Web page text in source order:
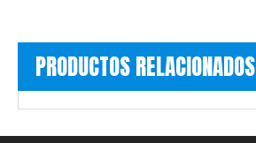
PRODUCTOS RELACIONADOS